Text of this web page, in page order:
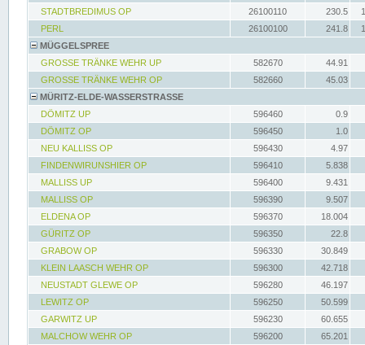
STADTBREDIMUS OP
26100110 230.5
PERL
26100100 241.8
MÜGGELSPREE
GROSSE TRÄNKE WEHR UP
582670
44.91
GROSSE TRÄNKE WEHR OP
582660
45.03
MÜRITZ-ELDE-WASSERSTRASSE
DÖMITZ UP
596460
0.9
DÖMITZ OP
596450
1.0
NEU KALLISS OP
596430
4.97
FINDENWIRUNSHIER OP
596410
5.838
MALLISS UP
596400
9.431
MALLISS OP
596390
9.507
ELDENA OP
596370
18.004
GÜRITZ OP
596350
22.8
GRABOW OP
596330
30.849
KLEIN LAASCH WEHR OP
596300
42.718
NEUSTADT GLEWE OP
596280
46.197
LEWITZ OP
596250
50.599
GARWITZ UP
596230
60.655
MALCHOW WEHR OP
596200
65.201